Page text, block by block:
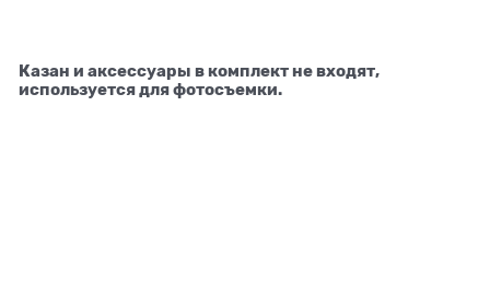
Казан и аксессуары в комплект не входят,
используется для фотосъемки.